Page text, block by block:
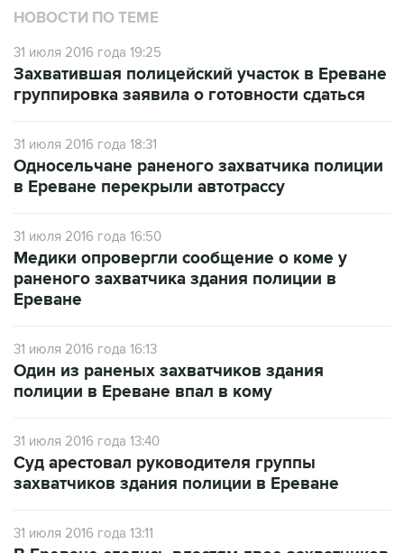
НОВОСТИ ПО ТЕМЕ
31 июля 2016 года 19:25
Захватившая полицейский участок в Ереване
группировка заявила о готовности сдаться
31 июля 2016 года 18:31
Односельчане раненого захватчика полиции
в Ереване перекрыли автотрассу
31 июля 2016 года 16:50
Медики опровергли сообщение о коме у
раненого захватчика здания полиции в
Ереване
31 июля 2016 года 16:13
Один из раненых захватчиков здания
полиции в Ереване впал в кому
31 июля 2016 года 13:40
Суд арестовал руководителя группы
захватчиков здания полиции в Ереване
31 июля 2016 года 13:11